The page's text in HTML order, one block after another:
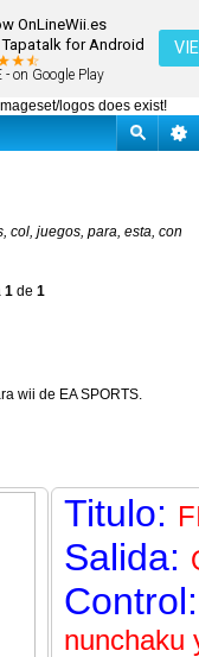
OnLineWii.es
for Android
- on Google Play
logos does exist!
col, juegos, para, esta, con
1 de 1
wii de EA SPORTS.
Titulo:
Salida:
nunchaku